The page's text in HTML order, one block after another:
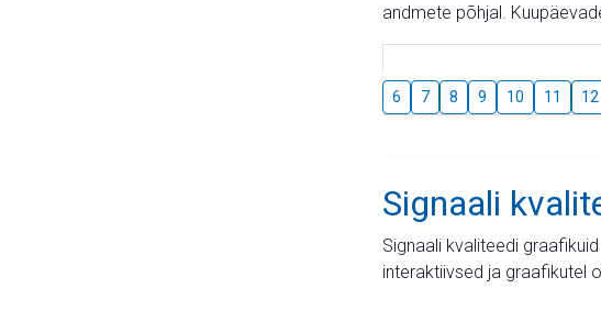
andmete põhjal.
6 7 8 9 10 11 12
Signaali
Signaali kvaliteedi
interaktiivsed ja graafikutel